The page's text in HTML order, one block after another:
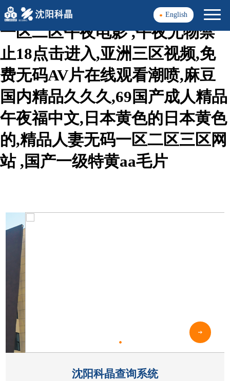
精品久久免费观看,亚洲精品a区
一区二区午夜电影 ,午夜尤物禁
止18点击进入,亚洲三区视频,免
费无码AV片在线观看潮喷,麻豆
国内精品久久久,69国产成人精品
午夜福中文,日本黄色的日本黄色
的,精品人妻无码一区二区三区网
站 ,国产一级特黄aa毛片
English
沈阳科晶查询系统